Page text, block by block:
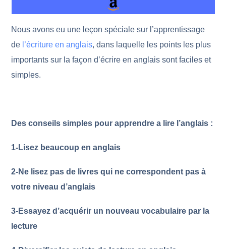
Nous avons eu une leçon spéciale sur l’apprentissage
de l’écriture en anglais, dans laquelle les points les plus
importants sur la façon d’écrire en anglais sont faciles et
simples.
Des conseils simples pour apprendre a lire l’anglais :
1-Lisez beaucoup en anglais
2-Ne lisez pas de livres qui ne correspondent pas à
votre niveau d’anglais
3-Essayez d’acquérir un nouveau vocabulaire par la
lecture